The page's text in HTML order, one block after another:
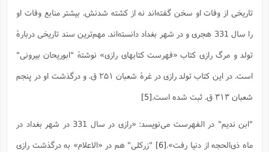
تاریخی از وفات او سخن گفته‌اند نه از کشته شدنش. بیشتر منابع وفات او
را سال 331 هجری و در شهر بغداد دانسته‌اند. مهم‌ترین سند تاریخی دربارهٔ
تولد و مرگ رازی کتاب «فهرست کتابهای رازی» نوشتهٔ "ابوریحان بیرونی"
است. در این کتاب تولد رازی در غرهٔ شعبان ۲۵۱ ق. و درگذشت‌ او در پنجم
شعبان ۳۱۳ ق. ثبت شده‌ است.
[5]
"ابن ندیم" در الفهرست می‌نویسد: «رازی در سال 331 در شهر بغداد در
ماه ذی‌الحجه از دنیا رفت».[6]
"زرکلی" هم در «الاعلام» به درگذشت رازی